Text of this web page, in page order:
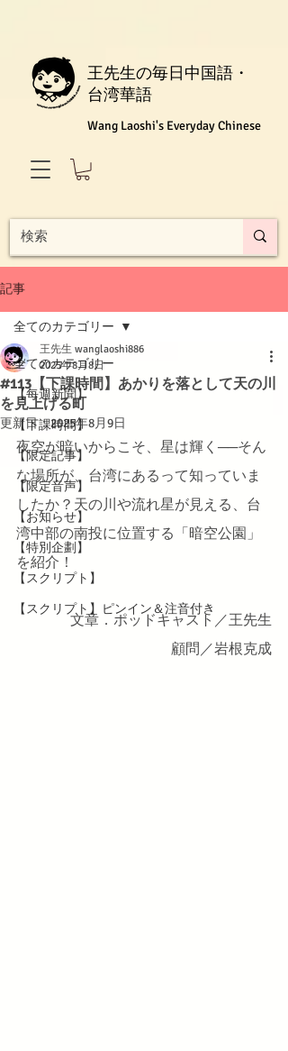
王先生の毎日中国語・
台湾華語
Wang Laoshi's Everyday Chinese
記事
全てのカテゴリー
【每週新聞】
【下課時間】
【限定記事】
【限定音声】
【お知らせ】
【特別企劃】
【スクリプト】
【スクリプト】ピンイン＆注音付き
全てのカテゴリー
#113【下課時間】あかりを落として天の川
を見上げる町
王先生 wanglaoshi886
2025年8月8日
更新日：2025年8月9日
夜空が暗いからこそ、星は輝く──そん
な場所が、台湾にあるって知っていま
したか？天の川や流れ星が見える、台
湾中部の南投に位置する「暗空公園」
を紹介！
文章．ポッドキャスト／王先生
顧問／岩根克成